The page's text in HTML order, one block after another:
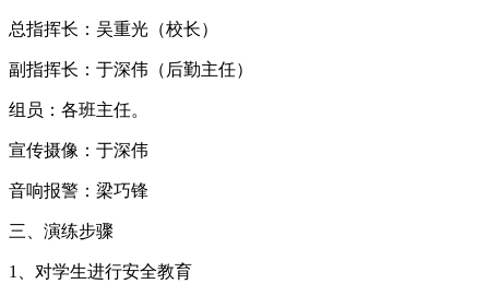
总指挥长：吴重光（校长）
副指挥长：于深伟（后勤主任）
组员：各班主任。
宣传摄像：于深伟
音响报警：梁巧锋
三、演练步骤
1、对学生进行安全教育